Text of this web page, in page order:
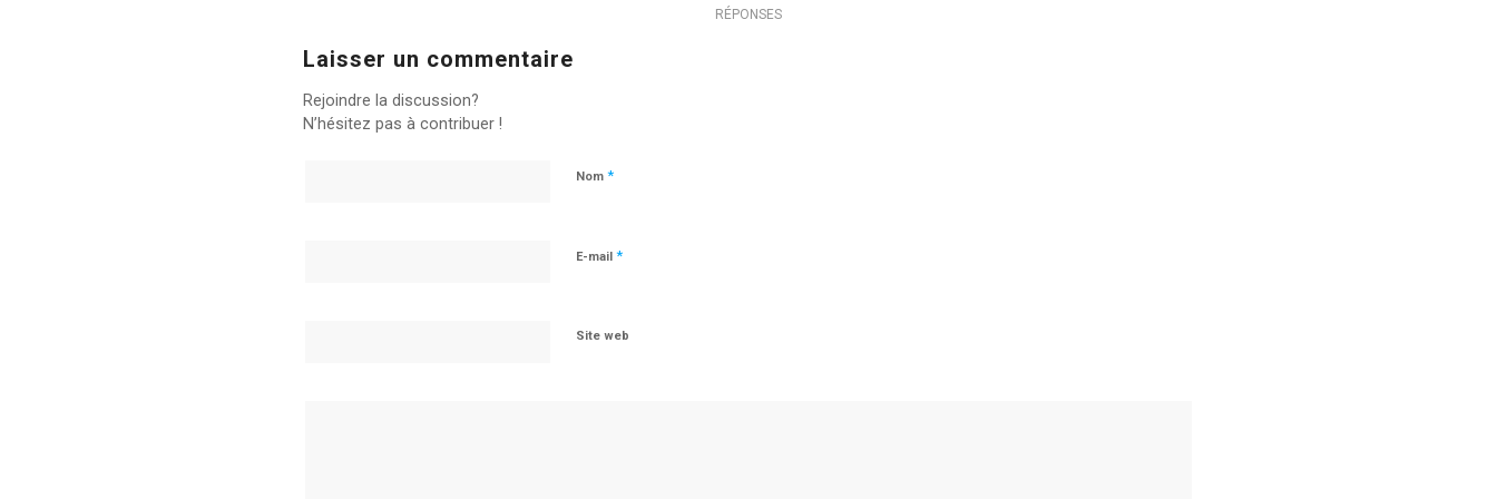
RÉPONSES
Laisser un commentaire
Rejoindre la discussion?
N’hésitez pas à contribuer !
Nom *
E-mail *
Site web